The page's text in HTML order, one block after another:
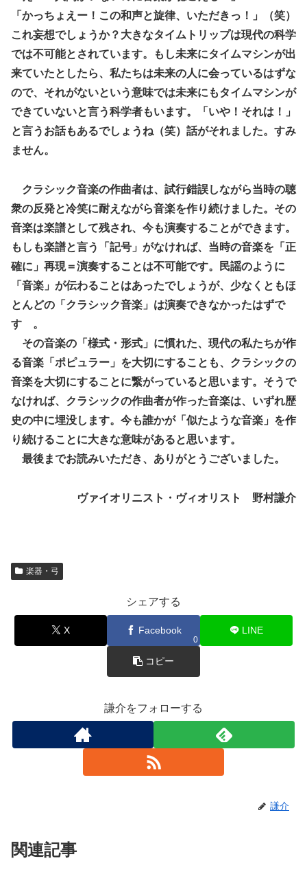
「かっちょえー！この和声と旋律、いただきっ！」（笑）
これ妄想でしょうか？大きなタイムトリップは現代の科学
では不可能とされています。もし未来にタイムマシンが出
来ていたとしたら、私たちは未来の人に会っているはずな
ので、それがないという意味では未来にもタイムマシンが
できていないと言う科学者もいます。「いや！それは！」
と言うお話もあるでしょうね（笑）話がそれました。すみ
ません。
クラシック音楽の作曲者は、試行錯誤しながら当時の聴
衆の反発と冷笑に耐えながら音楽を作り続けました。その
音楽は楽譜として残され、今も演奏することができます。
もしも楽譜と言う「記号」がなければ、当時の音楽を「正
確に」再現＝演奏することは不可能です。民謡のように
「音楽」が伝わることはあったでしょうが、少なくともほ
とんどの「クラシック音楽」は演奏できなかったはずで
す 。
その音楽の「様式・形式」に慣れた、現代の私たちが作
る音楽「ポピュラー」を大切にすることも、クラシックの
音楽を大切にすることに繋がっていると思います。そうで
なければ、クラシックの作曲者が作った音楽は、いずれ歴
史の中に埋没します。今も誰かが「似たような音楽」を作
り続けることに大きな意味があると思います。
最後までお読みいただき、ありがとうございました。
ヴァイオリニスト・ヴィオリスト 野村謙介
楽器・弓
シェアする
X Facebook
0
LINE
コピー
謙介をフォローする
謙介
関連記事